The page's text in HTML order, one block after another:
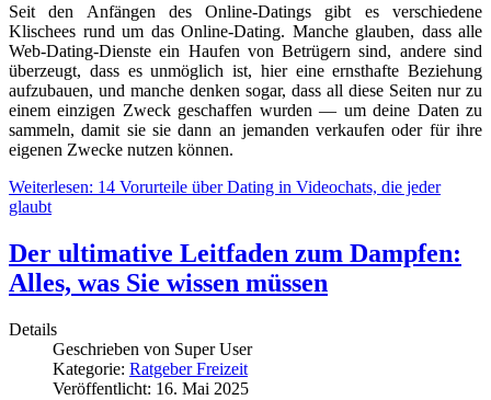
Seit den Anfängen des Online-Datings gibt es verschiedene
Klischees rund um das Online-Dating. Manche glauben, dass alle
Web-Dating-Dienste ein Haufen von Betrügern sind, andere sind
überzeugt, dass es unmöglich ist, hier eine ernsthafte Beziehung
aufzubauen, und manche denken sogar, dass all diese Seiten nur zu
einem einzigen Zweck geschaffen wurden — um deine Daten zu
sammeln, damit sie sie dann an jemanden verkaufen oder für ihre
eigenen Zwecke nutzen können.
Weiterlesen: 14 Vorurteile über Dating in Videochats, die jeder
glaubt
Der ultimative Leitfaden zum Dampfen:
Alles, was Sie wissen müssen
Details
Geschrieben von Super User
Kategorie: Ratgeber Freizeit
Veröffentlicht: 16. Mai 2025